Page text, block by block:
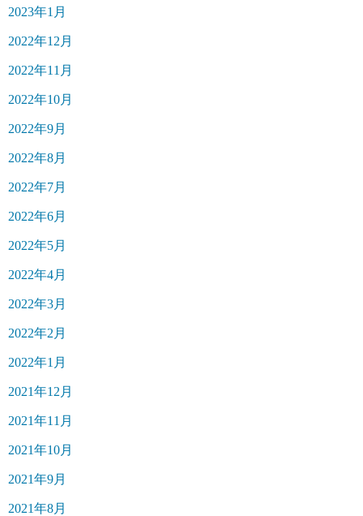
2023年1月
2022年12月
2022年11月
2022年10月
2022年9月
2022年8月
2022年7月
2022年6月
2022年5月
2022年4月
2022年3月
2022年2月
2022年1月
2021年12月
2021年11月
2021年10月
2021年9月
2021年8月